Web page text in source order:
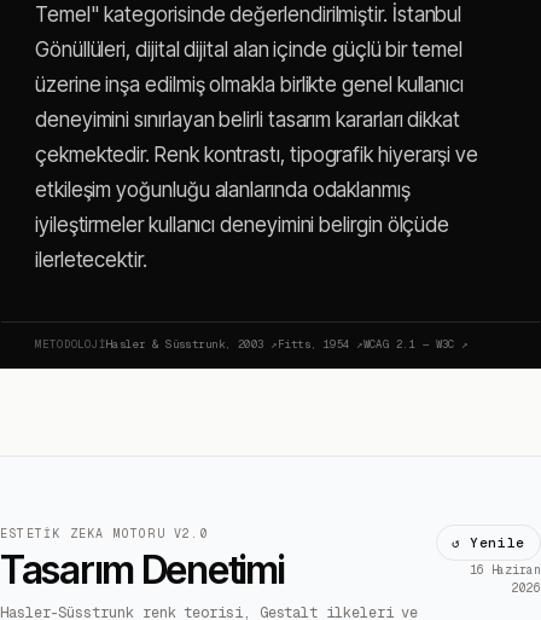
Temel" kategorisinde değerlendirilmiştir. İstanbul
Gönüllüleri, dijital dijital alan içinde güçlü bir temel
üzerine inşa edilmiş olmakla birlikte genel kullanıcı
deneyimini sınırlayan belirli tasarım kararları dikkat
çekmektedir. Renk kontrastı, tipografik hiyerarşi ve
etkileşim yoğunluğu alanlarında odaklanmış
iyileştirmeler kullanıcı deneyimini belirgin ölçüde
ilerletecektir.
METODOLOJIHasler & Süsstrunk, 2003 ↗Fitts, 1954 ↗WCAG 2.1 — W3C ↗
ESTETIK ZEKA MOTORU V2.0
Tasarım Denetimi
Hasler-Süsstrunk renk teorisi, Gestalt ilkeleri ve
↺ Yenile
16 Haziran
2026